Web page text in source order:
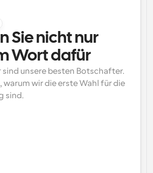
Sie nicht nur
Wort dafür
sind unsere besten Botschafter.
warum wir die erste Wahl für die
sind.